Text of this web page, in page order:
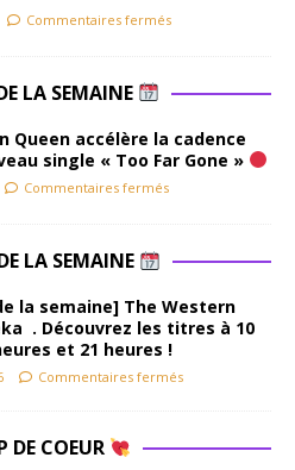
Commentaires fermés
LA SEMAINE
Queen accélère la cadence
single « Too Far Gone »
Commentaires fermés
LA SEMAINE
la semaine] The Western
. Découvrez les titres à 10
et 21 heures !
Commentaires fermés
DE COEUR